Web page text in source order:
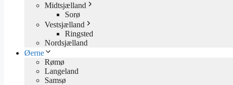
Midtsjælland
Sorø
Vestsjælland
Ringsted
Nordsjælland
Øerne
Rømø
Langeland
Samsø